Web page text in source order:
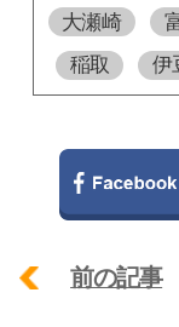
大瀬崎
稲取
伊
前の記事